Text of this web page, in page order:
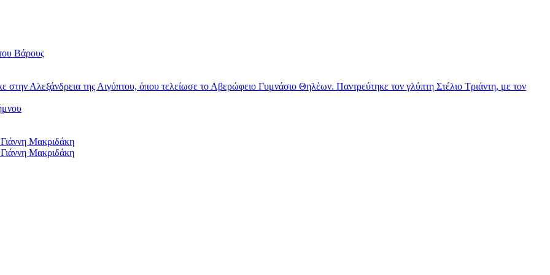
Βάρους
Αλεξάνδρεια της Αιγύπτου, όπου τελείωσε το Αβερώφειο Γυμνάσιο Θηλέων. Παντρεύτηκε τον γλύπτη Στέλιο Τριάντη, με τον
Μακριδάκη
Μακριδάκη